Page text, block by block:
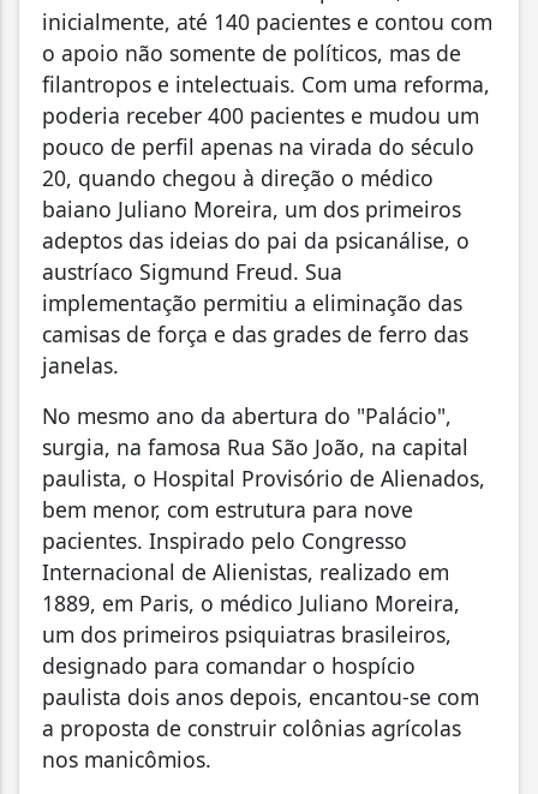
inicialmente, até 140 pacientes e contou com
o apoio não somente de políticos, mas de
filantropos e intelectuais. Com uma reforma,
poderia receber 400 pacientes e mudou um
pouco de perfil apenas na virada do século
20, quando chegou à direção o médico
baiano Juliano Moreira, um dos primeiros
adeptos das ideias do pai da psicanálise, o
austríaco Sigmund Freud. Sua
implementação permitiu a eliminação das
camisas de força e das grades de ferro das
janelas.
No mesmo ano da abertura do "Palácio",
surgia, na famosa Rua São João, na capital
paulista, o Hospital Provisório de Alienados,
bem menor, com estrutura para nove
pacientes. Inspirado pelo Congresso
Internacional de Alienistas, realizado em
1889, em Paris, o médico Juliano Moreira,
um dos primeiros psiquiatras brasileiros,
designado para comandar o hospício
paulista dois anos depois, encantou-se com
a proposta de construir colônias agrícolas
nos manicômios.